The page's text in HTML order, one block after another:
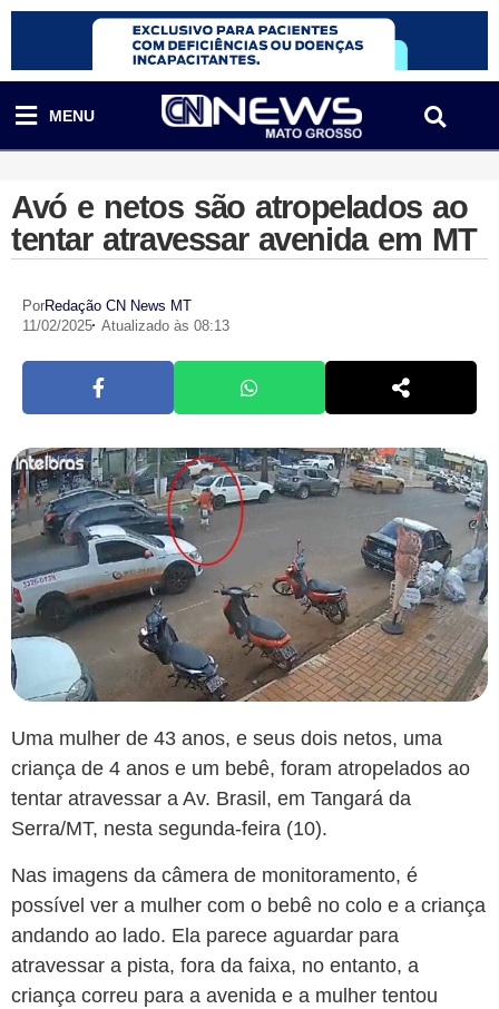
MENU
Avó e netos são atropelados ao
tentar atravessar avenida em MT
PorRedação CN News MT
11/02/2025 Atualizado às 08:13
Uma mulher de 43 anos, e seus dois netos, uma
criança de 4 anos e um bebê, foram atropelados ao
tentar atravessar a Av. Brasil, em Tangará da
Serra/MT, nesta segunda-feira (10).
Nas imagens da câmera de monitoramento, é
possível ver a mulher com o bebê no colo e a criança
andando ao lado. Ela parece aguardar para
atravessar a pista, fora da faixa, no entanto, a
criança correu para a avenida e a mulher tentou